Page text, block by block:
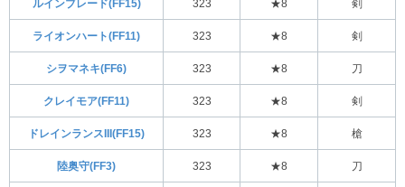
ルインブレード(FF15) 323 ★8 剣
ライオンハート(FF11) 323 ★8 剣
シヲマネキ(FF6) 323 ★8 刀
クレイモア(FF11) 323 ★8 剣
ドレインランスIII(FF15) 323 ★8 槍
陸奥守(FF3) 323 ★8 刀